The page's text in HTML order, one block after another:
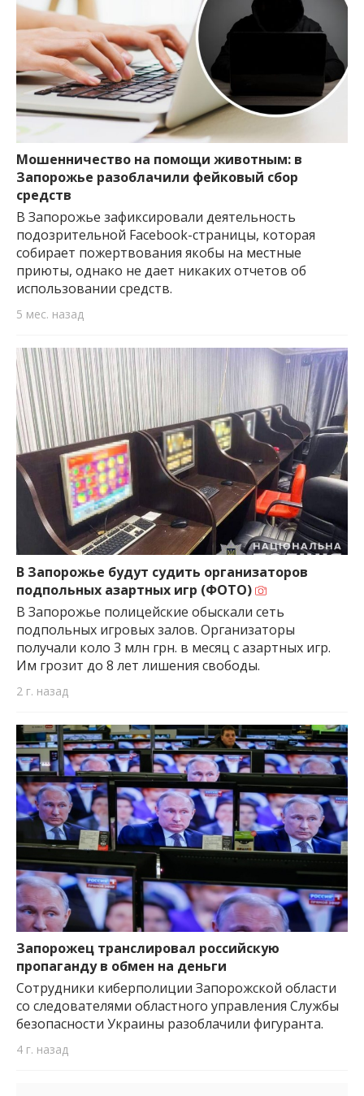
Мошенничество на помощи животным: в
Запорожье разоблачили фейковый сбор
средств
В Запорожье зафиксировали деятельность
подозрительной Facebook-страницы, которая
собирает пожертвования якобы на местные
приюты, однако не дает никаких отчетов об
использовании средств.
5 мес. назад
В Запорожье будут судить организаторов
подпольных азартных игр (ФОТО)
В Запорожье полицейские обыскали сеть
подпольных игровых залов. Организаторы
получали коло 3 млн грн. в месяц с азартных игр.
Им грозит до 8 лет лишения свободы.
2 г. назад
Запорожец транслировал российскую
пропаганду в обмен на деньги
Сотрудники киберполиции Запорожской области
со следователями областного управления Службы
безопасности Украины разоблачили фигуранта.
4 г. назад